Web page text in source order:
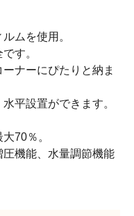
ムを使用。
す。
ナーにぴたりと納ま
平設置ができます。
70％。
圧機能、水量調節機能